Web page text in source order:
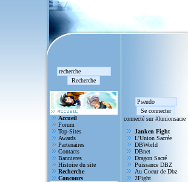
Accueil
Forum
Top-Sites
Awards
Partenaires
Contacts
Bannieres
Histoire du site
Recherche
Concours
connecté sur #lunionsacre
Janken Fight
L'Union Sacrée
DBWorld
DBnet
Dragon Sacré
Puissance DBZ
Au Coeur de Dbz
2Fight